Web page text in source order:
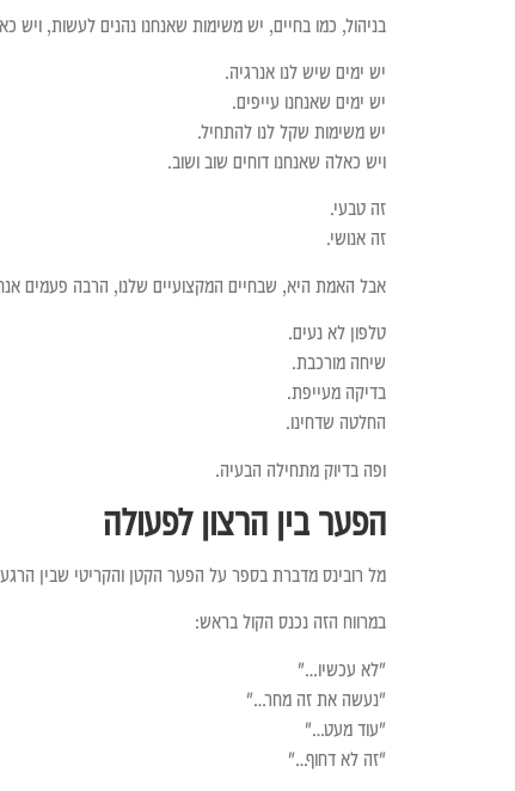
בניהול, כמו בחיים, יש משימות שאנחנו נהנים לעשות, ויש
יש ימים שיש לנו אנרגיה.
יש ימים שאנחנו עייפים.
יש משימות שקל לנו להתחיל.
ויש כאלה שאנחנו דוחים שוב ושוב.
זה טבעי.
זה אנושי.
אבל האמת היא, שבחיים המקצועיים שלנו, הרבה פעמים
טלפון לא נעים.
שיחה מורכבת.
בדיקה מעייפת.
החלטה שדחינו.
ופה בדיוק מתחילה הבעיה.
הפער בין הרצון לפעולה
מל רובינס מדברת בספר על הפער הקטן והקריטי שבין
במרווח הזה נכנס הקול בראש:
"לא עכשיו…"
"נעשה את זה מחר…"
"עוד מעט…"
"זה לא דחוף…"